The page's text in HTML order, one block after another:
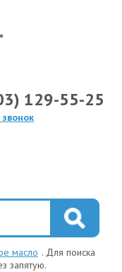
129-55-25
масло . Для поиска
запятую.